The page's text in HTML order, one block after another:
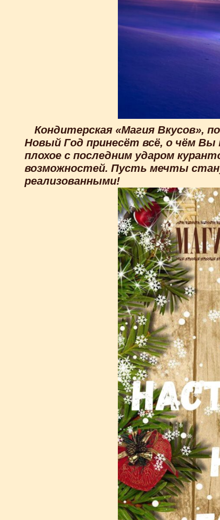
Кондитерская «Магия Вкусов»,
Новый Год принесёт всё, о чём
плохое с последним ударом
возможностей. Пусть мечты
реализованными!